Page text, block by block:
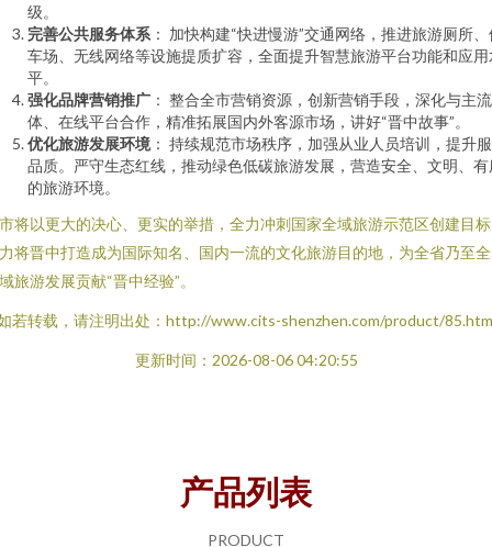
级。
完善公共服务体系 ： 加快构建“快进慢游”交通网络，推进旅游厕所
车场、无线网络等设施提质扩容，全面提升智慧旅游平台功能和应用
平。
强化品牌营销推广 ： 整合全市营销资源，创新营销手段，深化与主
体、在线平台合作，精准拓展国内外客源市场，讲好“晋中故事”。
优化旅游发展环境 ： 持续规范市场秩序，加强从业人员培训，提升
品质。严守生态红线，推动绿色低碳旅游发展，营造安全、文明、有
的旅游环境。
将以更大的决心、更实的举措，全力冲刺国家全域旅游示范区创建目
将晋中打造成为国际知名、国内一流的文化旅游目的地，为全省乃至
旅游发展贡献“晋中经验”。
若转载，请注明出处：http://www.cits-shenzhen.com/product/
更新时间：2026-08-06 04:20:55
产品列表
PRODUCT